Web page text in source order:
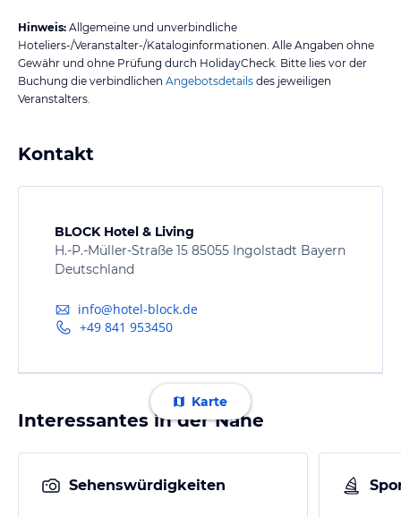
Hinweis: Allgemeine und unverbindliche
Hoteliers-/Veranstalter-/Kataloginformationen. Alle Angaben ohne
Gewähr und ohne Prüfung durch HolidayCheck. Bitte lies vor der
Buchung die verbindlichen Angebotsdetails des jeweiligen
Veranstalters.
Kontakt
BLOCK Hotel & Living
H.-P.-Müller-Straße 15 85055 Ingolstadt Bayern
Deutschland
info@hotel-block.de
+49 841 953450
Karte
Interessantes in der Nähe
Sehenswürdigkeiten